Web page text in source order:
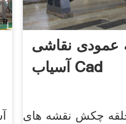
عمودی نقاشی
آسیاب Cad
چکش نقشه های